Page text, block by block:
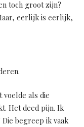
toch groot zijn?
eerlijk is eerlijk,
voelde als die
Het deed pijn. Ik
begreep ik vaak